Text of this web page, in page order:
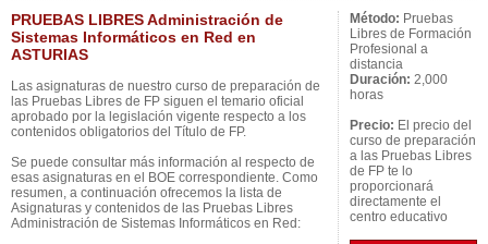
PRUEBAS LIBRES Administración de
Sistemas Informáticos en Red en
ASTURIAS
Las asignaturas de nuestro curso de preparación de
las Pruebas Libres de FP siguen el temario oficial
aprobado por la legislación vigente respecto a los
contenidos obligatorios del Título de FP.
Se puede consultar más información al respecto de
esas asignaturas en el BOE correspondiente. Como
resumen, a continuación ofrecemos la lista de
Asignaturas y contenidos de las Pruebas Libres
Administración de Sistemas Informáticos en Red:
Método: Pruebas
Libres de Formación
Profesional a
distancia
Duración: 2,000
horas
Precio: El precio del
curso de preparación
a las Pruebas Libres
de FP te lo
proporcionará
directamente el
centro educativo